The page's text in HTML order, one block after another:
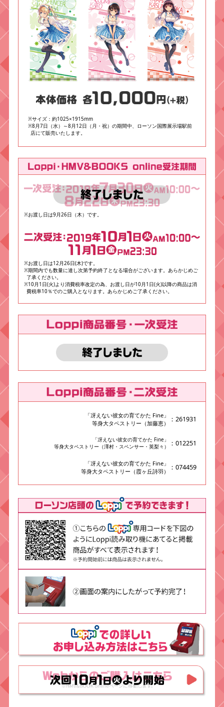
※サイズ：約1025×1915mm
※8月7日（水）～8月12日（月・祝）の期間中、ローソン国際展示場駅前
店にて販売いたします。
※お渡し日は9月26日（木）です。
※お渡し日は12月26日(木)です。
※期間内でも数量に達し次第予約終了となる場合がございます。あらかじめご
了承ください。
※10月1日(火)より消費税率改定の為、お渡し日が10月1日(火)以降の商品は消
費税率10％でのご購入となります。あらかじめご了承ください。
「冴えない彼女の育てかた Fine」
等身大タペストリー（加藤恵）
：261931
「冴えない彼女の育てかた Fine」
等身大タペストリー（澤村・スペンサー・英梨々）
：012251
「冴えない彼女の育てかた Fine」
等身大タペストリー（霞ヶ丘詩羽）
：074459